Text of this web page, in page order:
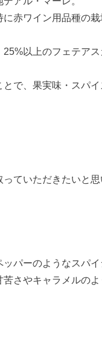
赤ワイン用品種の
以上のフェテア
で、果実味・スパイ
ていただきたいと思
パーのようなスパイ
さやキャラメルの